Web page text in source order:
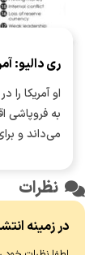
ری دالیو:
به فروپاشی
می‌داند و
نظرات
در زمینه